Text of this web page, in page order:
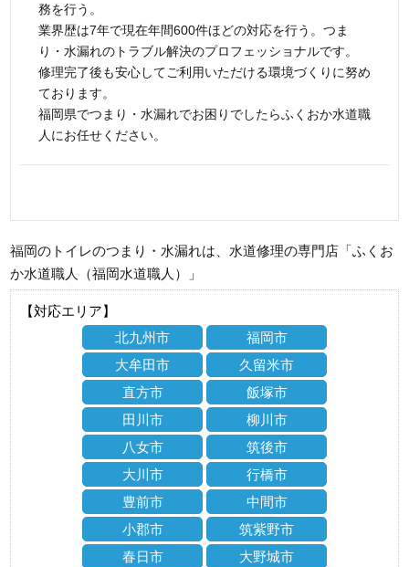
務を行う。
業界歴は7年で現在年間600件ほどの対応を行う。つま
り・水漏れのトラブル解決のプロフェッショナルです。
修理完了後も安心してご利用いただける環境づくりに努め
ております。
福岡県でつまり・水漏れでお困りでしたらふくおか水道職
人にお任せください。
福岡のトイレのつまり・水漏れは、水道修理の専門店「ふくお
か水道職人（福岡水道職人）」
【対応エリア】
北九州市
福岡市
大牟田市
久留米市
直方市
飯塚市
田川市
柳川市
八女市
筑後市
大川市
行橋市
豊前市
中間市
小郡市
筑紫野市
春日市
大野城市